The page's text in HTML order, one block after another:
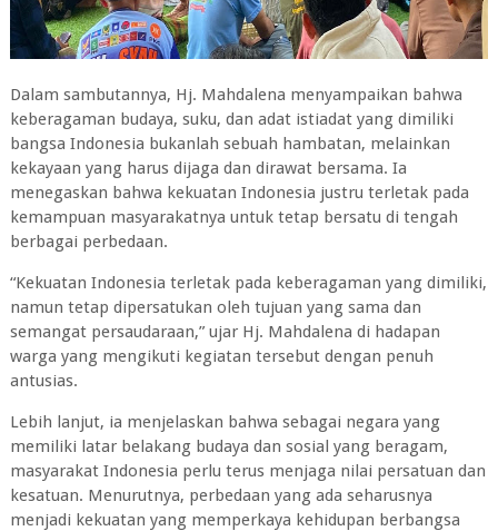
Dalam sambutannya, Hj. Mahdalena menyampaikan bahwa
keberagaman budaya, suku, dan adat istiadat yang dimiliki
bangsa Indonesia bukanlah sebuah hambatan, melainkan
kekayaan yang harus dijaga dan dirawat bersama. Ia
menegaskan bahwa kekuatan Indonesia justru terletak pada
kemampuan masyarakatnya untuk tetap bersatu di tengah
berbagai perbedaan.
“Kekuatan Indonesia terletak pada keberagaman yang dimiliki,
namun tetap dipersatukan oleh tujuan yang sama dan
semangat persaudaraan,” ujar Hj. Mahdalena di hadapan
warga yang mengikuti kegiatan tersebut dengan penuh
antusias.
Lebih lanjut, ia menjelaskan bahwa sebagai negara yang
memiliki latar belakang budaya dan sosial yang beragam,
masyarakat Indonesia perlu terus menjaga nilai persatuan dan
kesatuan. Menurutnya, perbedaan yang ada seharusnya
menjadi kekuatan yang memperkaya kehidupan berbangsa